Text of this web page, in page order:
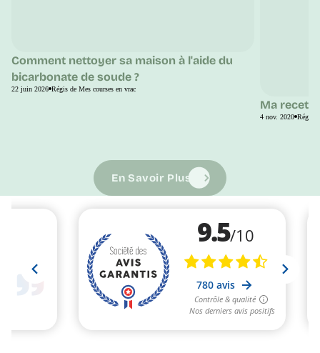
Comment nettoyer sa maison à l'aide du
bicarbonate de soude ?
22 juin 2026 Régis de Mes courses en vrac
Ma
4 nov. 2020 Régis
En Savoir Plus
En Savoir Plus